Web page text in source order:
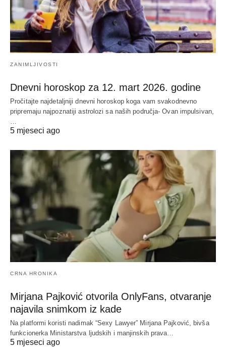
ZANIMLJIVOSTI
Dnevni horoskop za 12. mart 2026. godine
Pročitajte najdetaljniji dnevni horoskop koga vam svakodnevno
pripremaju najpoznatiji astrolozi sa naših područja- Ovan impulsivan,
…
5 mjeseci ago
CRNA HRONIKA
Mirjana Pajković otvorila OnlyFans, otvaranje
najavila snimkom iz kade
Na platformi koristi nadimak “Sexy Lawyer” Mirjana Pajković, bivša
funkcionerka Ministarstva ljudskih i manjinskih prava…
5 mjeseci ago